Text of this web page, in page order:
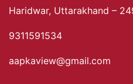
Haridwar, Uttarakhand –
9311591534
aapkaview@gmail.com